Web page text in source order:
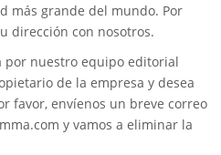
más grande del mundo. Por
dirección con nosotros.
por nuestro equipo editorial
de la empresa y desea
favor, envíenos un breve correo
y vamos a eliminar la